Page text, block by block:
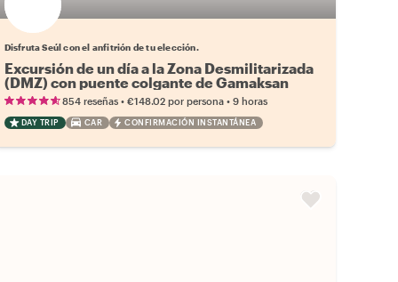
Disfruta Seúl con el anfitrión de tu elección.
Excursión de un día a la Zona Desmilitarizada
(DMZ) con puente colgante de Gamaksan
854 reseñas• €148.02 por persona• 9 horas
DAY TRIP CAR CONFIRMACIÓN INSTANTÁNEA